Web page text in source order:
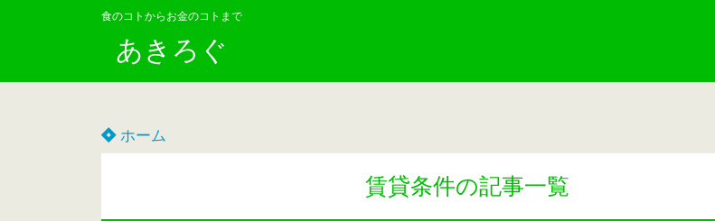
食のコトからお金のコトまで
あきろぐ
ホーム
賃貸条件の記事一覧